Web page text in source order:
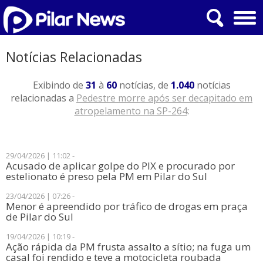
Notícias Relacionadas
Exibindo de 31 à 60notícias, de 1.040notícias
relacionadas a Pedestre morre após ser decapitado em
atropelamento na SP-264:
29/04/2026 | 11:02 -
Acusado de aplicar golpe do PIX e procurado por
estelionato é preso pela PM em Pilar do Sul
23/04/2026 | 07:26 -
Menor é apreendido por tráfico de drogas em praça
de Pilar do Sul
19/04/2026 | 10:19 -
Ação rápida da PM frusta assalto a sítio; na fuga um
casal foi rendido e teve a motocicleta roubada